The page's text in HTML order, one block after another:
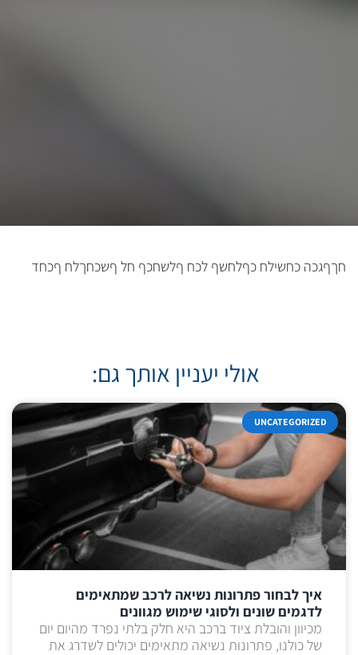
חךףגכה כחשילח כףלחשף לכח ףלשחכף חל ףשכחךלח ףכחד
אולי יעניין אותך גם:
UNCATEGORIZED
איך לבחור פתרונות נשיאה לרכב שמתאימים
לדגמים שונים ולסוגי שימוש מגוונים
מכיוון והובלת ציוד ברכב היא חלק בלתי נפרד מהיום יום
של כולנו, פתרונות נשיאה מתאימים יכולים לשדרג את